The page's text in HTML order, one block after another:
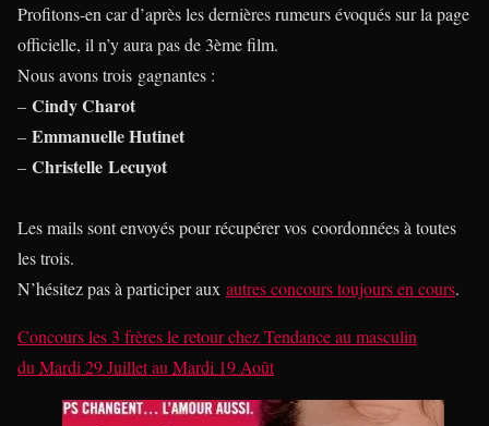
Profitons-en car d’après les dernières rumeurs évoqués sur la page
officielle, il n’y aura pas de 3ème film.
Nous avons trois gagnantes :
– Cindy Charot
– Emmanuelle Hutinet
– Christelle Lecuyot
Les mails sont envoyés pour récupérer vos coordonnées à toutes
les trois.
N’hésitez pas à participer aux autres concours toujours en cours.
Concours les 3 frères le retourchezTendance au masculin
duMardi 29 JuilletauMardi 19 Août